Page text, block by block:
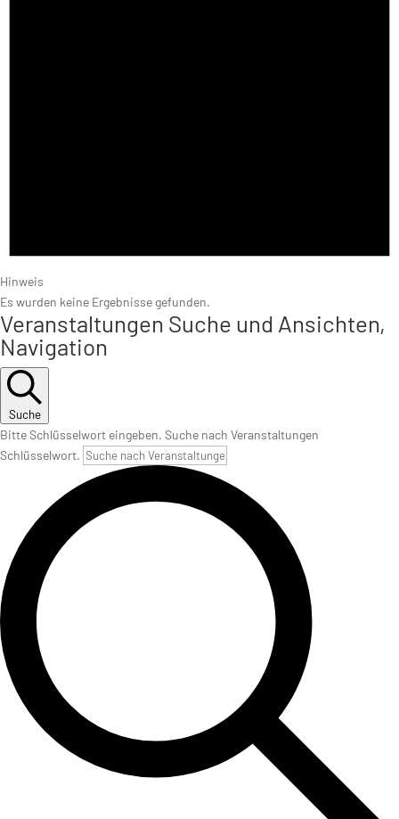
Hinweis
Es wurden keine Ergebnisse gefunden.
Veranstaltungen Suche und Ansichten,
Navigation
Suche
Bitte Schlüsselwort eingeben. Suche nach Veranstaltungen
Schlüsselwort.